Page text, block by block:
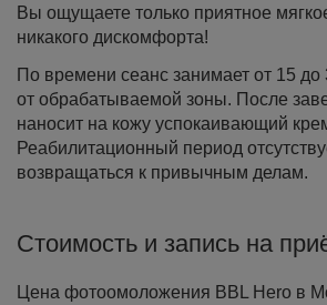
Вы ощущаете только приятное
никакого дискомфорта!
По времени сеанс занимает от 15 до
от обрабатываемой зоны. После
наносит на кожу успокаивающий
Реабилитационный период
возвращаться к привычным делам.
Стоимость и запись на
Цена фотоомоложения BBL Hero в